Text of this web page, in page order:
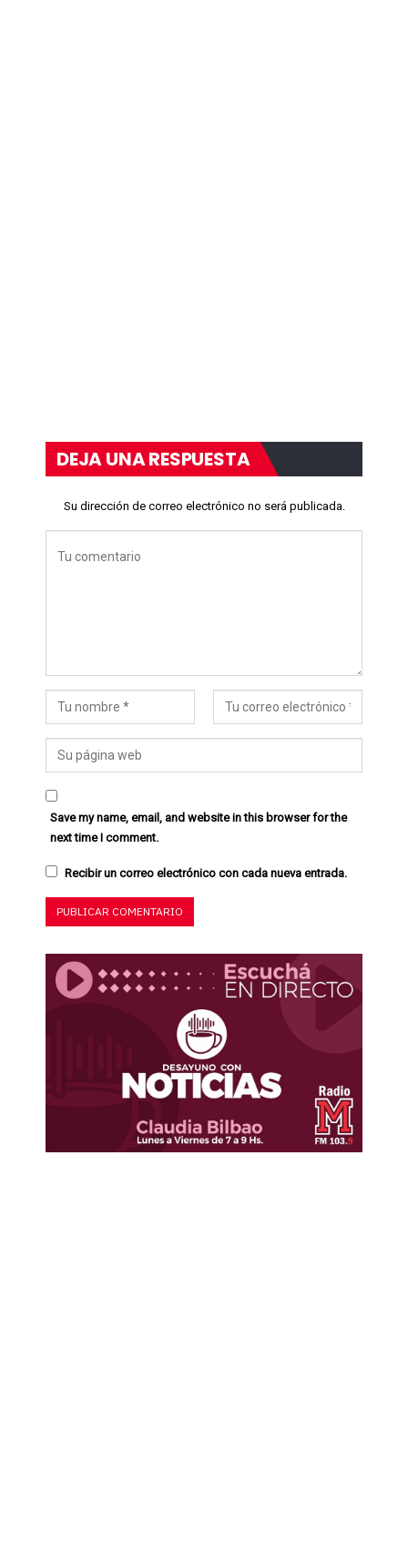
DEJA UNA RESPUESTA
Su dirección de correo electrónico no será publicada.
Save my name, email, and website in this browser for the
next time I comment.
Recibir un correo electrónico con cada nueva entrada.